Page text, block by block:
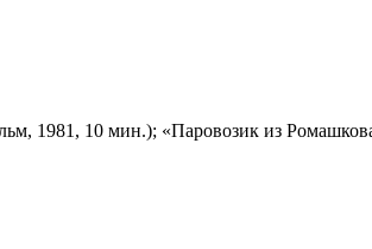
1981, 10 мин.); «Паровозик из